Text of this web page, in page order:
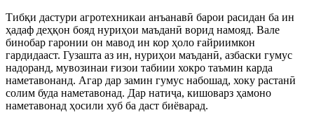
Тибқи дастури агротехникаи анъанавӣ барои расидан ба ин
ҳадаф деҳқон бояд нуриҳои маъданӣ ворид намояд. Вале
бинобар гаронии он мавод ин кор ҳоло ғайриимкон
гардидааст. Гузашта аз ин, нуриҳои маъданӣ, азбаски гумус
надоранд, мувозинаи ғизои табиии хокро таъмин карда
наметавонанд. Агар дар замин гумус набошад, хоку растанӣ
солим буда наметавонад. Дар натиҷа, кишоварз ҳамоно
наметавонад ҳосили хуб ба даст биёварад.